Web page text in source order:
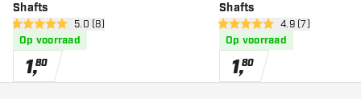
Shafts
open reviews drawer
5 score sterren5.0 (8)
Op voorraad
1,80
Shafts
open reviews
4.9 score sterren4.9 (7)
Op voorraad
1,80